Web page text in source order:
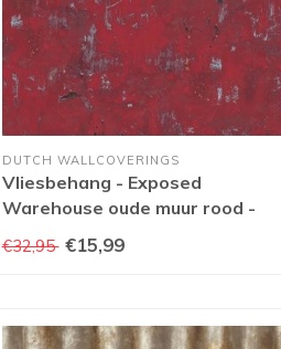
DUTCH WALLCOVERINGS
Vliesbehang - Exposed
Warehouse oude muur rood -
EW3503
€32,95 €15,99